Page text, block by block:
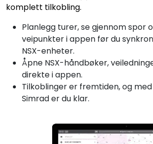
komplett tilkobling.
Planlegg turer, se gjennom spor
veipunkter i appen før du
NSX-enheter.
Åpne NSX-håndbøker,
direkte i appen.
Tilkoblinger er fremtiden, og
Simrad er du klar.